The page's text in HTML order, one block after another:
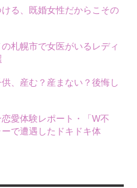
る、既婚女性だからこその
札幌市で女医がいるレディ
、産む？産まない？後悔し
愛体験レポート・「W不
で遭遇したドキドキ体